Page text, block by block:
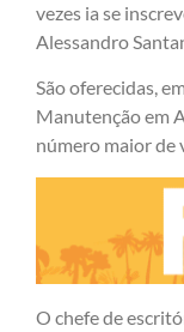
vezes ia se
Alessandro
São oferecidas,
Manutenção em
número maior de
O chefe de